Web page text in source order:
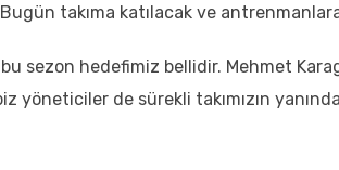
takıma katılacak ve
bu sezon hedefimiz bellidir. Mehmet
yöneticiler de sürekli takımızın